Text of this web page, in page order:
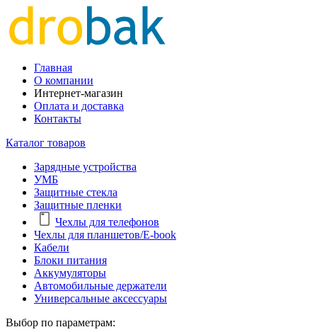
Главная
О компании
Интернет-магазин
Оплата и доставка
Контакты
Каталог товаров
Зарядные устройства
УМБ
Защитные стекла
Защитные пленки
Чехлы для телефонов
Чехлы для планшетов/E-book
Кабели
Блоки питания
Аккумуляторы
Автомобильные держатели
Универсальные аксессуары
Выбор по параметрам: